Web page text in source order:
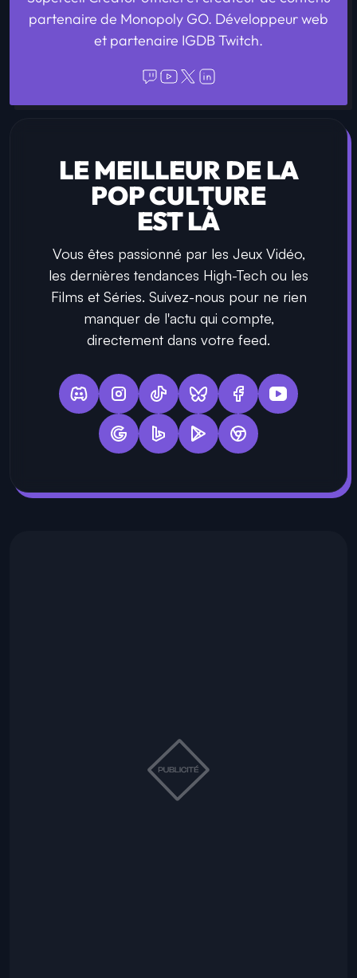
partenaire de Monopoly GO. Développeur web
et partenaire IGDB Twitch.
LE MEILLEUR DE LA
POP CULTURE
EST LÀ
Vous êtes passionné par les Jeux Vidéo,
les dernières tendances High-Tech ou les
Films et Séries. Suivez-nous pour ne rien
manquer de l'actu qui compte,
directement dans votre feed.